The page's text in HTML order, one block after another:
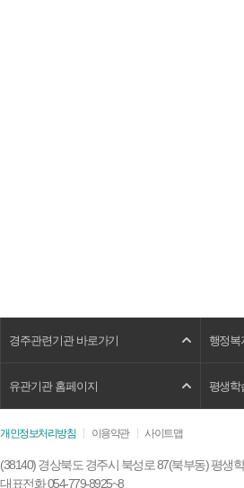
경주관련기관 바로가기 행정복
유관기관 홈페이지 평생학
개인정보처리방침 이용약관 사이트맵
(38140) 경상북도 경주시 북성로 87(북부동) 평생
대표전화 054-779-8925~8